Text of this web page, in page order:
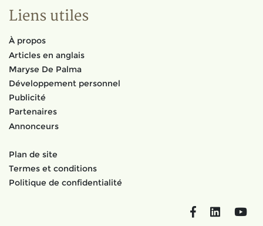
Liens utiles
À propos
Articles en anglais
Maryse De Palma
Développement personnel
Publicité
Partenaires
Annonceurs
Plan de site
Termes et conditions
Politique de confidentialité
FacebookLinkedIn